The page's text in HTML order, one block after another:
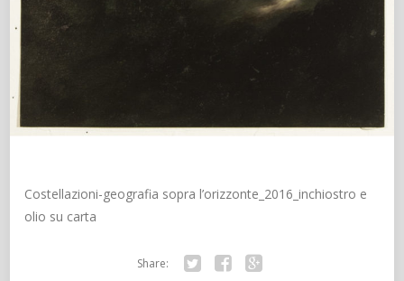
Costellazioni-geografia sopra l’orizzonte_2016_inchiostro e
olio su carta
Share: